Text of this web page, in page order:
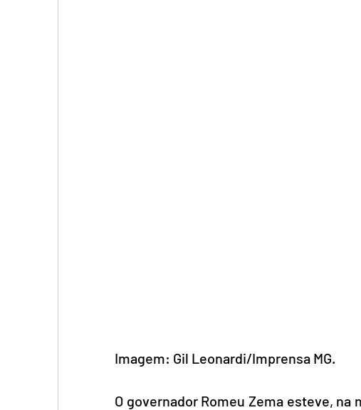
Imagem: Gil Leonardi/Imprensa MG.
O governador Romeu Zema esteve, na